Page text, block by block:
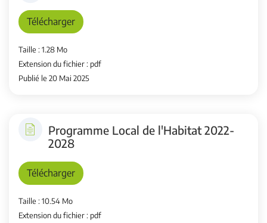
Télécharger
Taille : 1.28 Mo
Extension du fichier : pdf
Publié le 20 Mai 2025
Programme Local de l'Habitat 2022-
2028
Télécharger
Taille : 10.54 Mo
Extension du fichier : pdf